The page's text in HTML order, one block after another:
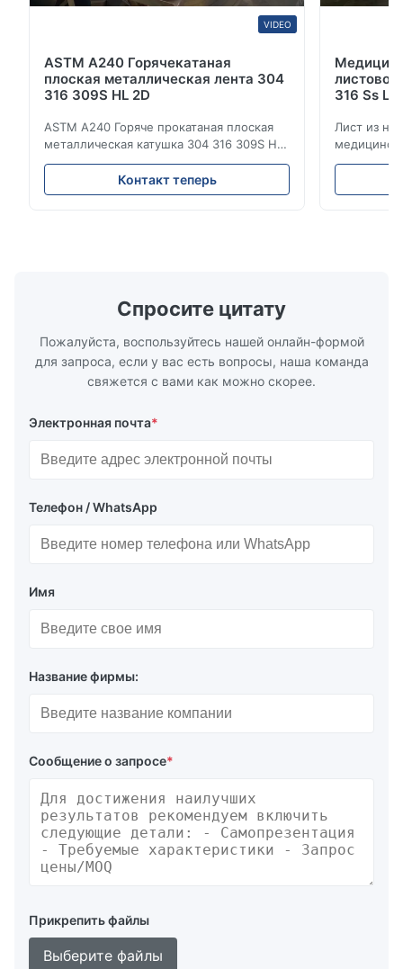
VIDEO
ASTM A240 Горячекатаная
плоская металлическая лента 304
316 309S HL 2D
ASTM A240 Горяче прокатаная плоская
металлическая катушка 304 316 309S HL
2D Горяче-холодно прокатаная катушка
из нержавеющей стали 304 316 309S 310
310S 316L 321 ASTM A240 Спецификации
Контакт теперь
316 Ss
Лист из
Цена на
Спросите цитату
Пожалуйста, воспользуйтесь нашей онлайн-формой
для запроса, если у вас есть вопросы, наша команда
свяжется с вами как можно скорее.
Электронная почта*
Телефон / WhatsApp
Имя
Название фирмы:
Сообщение о запросе*
Прикрепить файлы
Выберите файлы